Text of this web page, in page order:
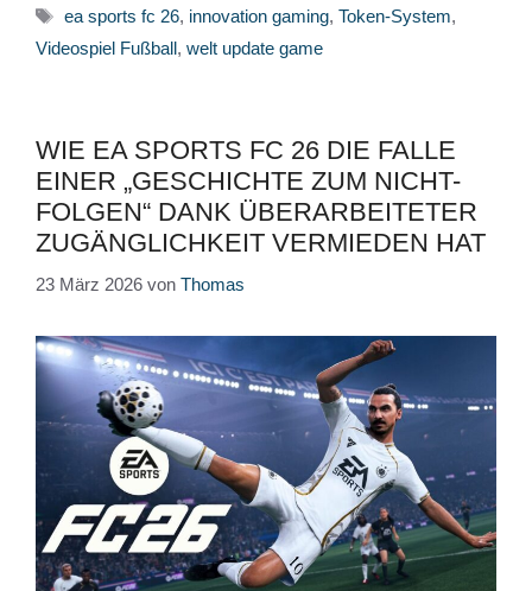
Schlagwörter
ea sports fc 26, innovation gaming, Token-System,
Videospiel Fußball, welt update game
WIE EA SPORTS FC 26 DIE FALLE
EINER „GESCHICHTE ZUM NICHT-
FOLGEN“ DANK ÜBERARBEITETER
ZUGÄNGLICHKEIT VERMIEDEN HAT
23 März 2026 von Thomas